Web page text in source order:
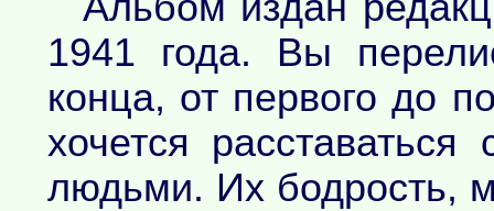
1941 года. Вы
конца, от первого до
хочется
людьми. Их бодрость,